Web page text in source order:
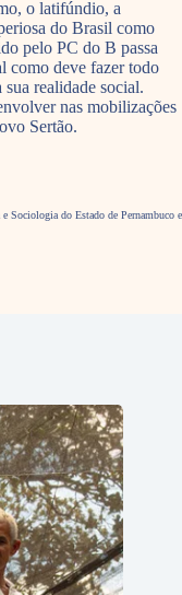
o latifúndio, a
do Brasil como
pelo PC do B passa
como deve fazer todo
realidade social.
nas mobilizações
Sertão.
Sociologia do Estado de Pernambuco e